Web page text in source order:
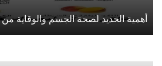
أهمية الحديد لصحة الجسم والوقاية